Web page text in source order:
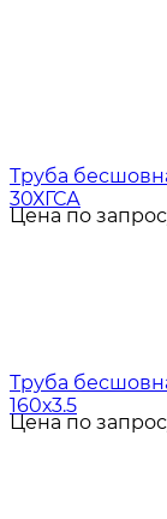
Труба
30ХГСА
Цена по
Труба
160х3.5
Цена по